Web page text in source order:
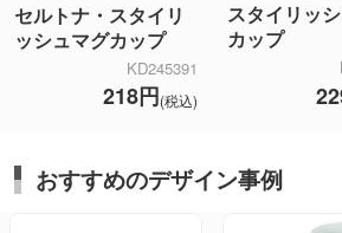
セルトナ・スタイリ
ッシュマグカップ
KD245391
218円(税込)
スタイリッ
カップ
おすすめのデザイン事例